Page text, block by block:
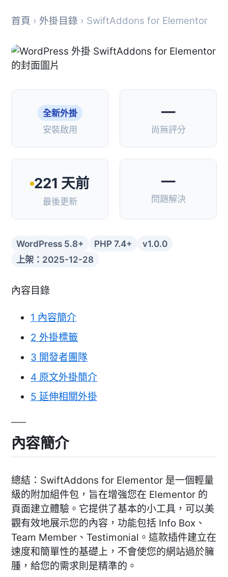
首頁 › 外掛目錄 › SwiftAddons for Elementor
全新外掛
安裝啟用
—
尚無評分
221 天前
最後更新
—
問題解決
WordPress 5.8+ PHP 7.4+
v1.0.0
上架：2025-12-28
內容目錄
1 內容簡介
2 外掛標籤
3 開發者團隊
4 原文外掛簡介
5 延伸相關外掛
內容簡介
總結：SwiftAddons for Elementor 是一個輕量
級的附加組件包，旨在增強您在 Elementor 的
頁面建立體驗。它提供了基本的小工具，可以美
觀有效地展示您的內容，功能包括 Info Box、
Team Member、Testimonial。這款插件建立在
速度和簡單性的基礎上，不會使您的網站過於臃
腫，給您的需求則是精準的。